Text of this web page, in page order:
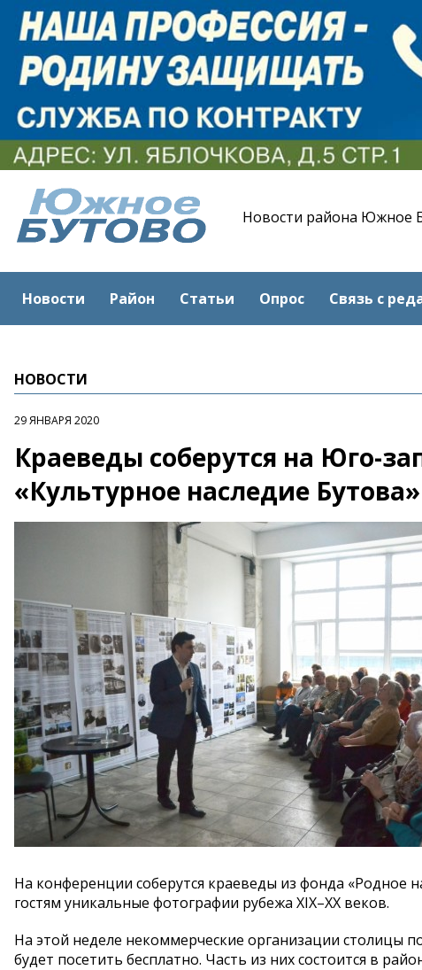
Новости района Южное
Новости Район Статьи Опрос Связь с
НОВОСТИ
29 ЯНВАРЯ 2020
Краеведы соберутся на Юго-
«Культурное наследие Бутова»
На конференции соберутся краеведы из фонда «Родное
гостям уникальные фотографии рубежа XIX–XX веков.
На этой неделе некоммерческие организации столицы
будет посетить бесплатно. Часть из них состоится в